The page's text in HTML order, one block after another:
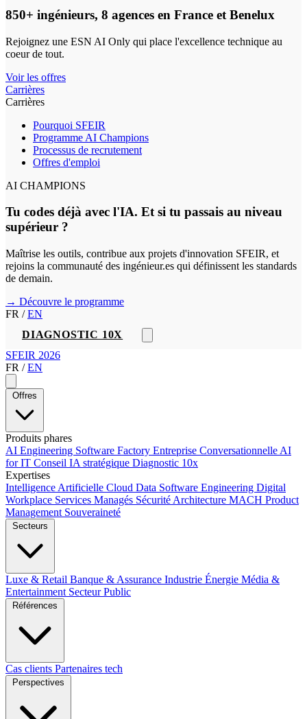
850+ ingénieurs, 8 agences en France et Benelux
Rejoignez une ESN AI Only qui place l'excellence technique au
coeur de tout.
Voir les offres
Carrières
Carrières
Pourquoi SFEIR
Programme AI Champions
Processus de recrutement
Offres d'emploi
AI CHAMPIONS
Tu codes déjà avec l'IA. Et si tu passais au niveau
supérieur ?
Maîtrise les outils, contribue aux projets d'innovation SFEIR, et
rejoins la communauté des ingénieur.es qui définissent les standards
de demain.
→ Découvre le programme
FR / EN
DIAGNOSTIC 10X
SFEIR 2026
FR / EN
Offres
Produits phares
AI Engineering Software Factory Entreprise Conversationnelle AI
for IT Conseil IA stratégique Diagnostic 10x
Expertises
Intelligence Artificielle Cloud Data Software Engineering Digital
Workplace Services Managés Sécurité Architecture MACH Product
Management Souveraineté
Secteurs
Luxe & Retail Banque & Assurance Industrie Énergie Média &
Entertainment Secteur Public
Références
Cas clients Partenaires tech
Perspectives